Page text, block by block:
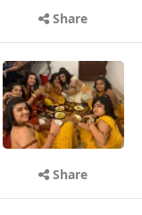
Share
Share